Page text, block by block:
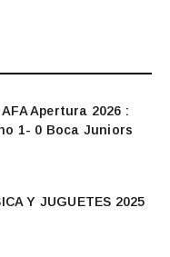
Apertura 2026 :
1- 0 Boca Juniors
Y JUGUETES 2025